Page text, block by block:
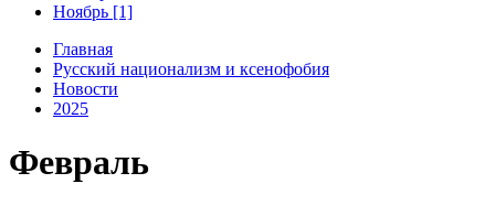
Ноябрь [1]
Главная
Русский национализм и ксенофобия
Новости
2025
Февраль